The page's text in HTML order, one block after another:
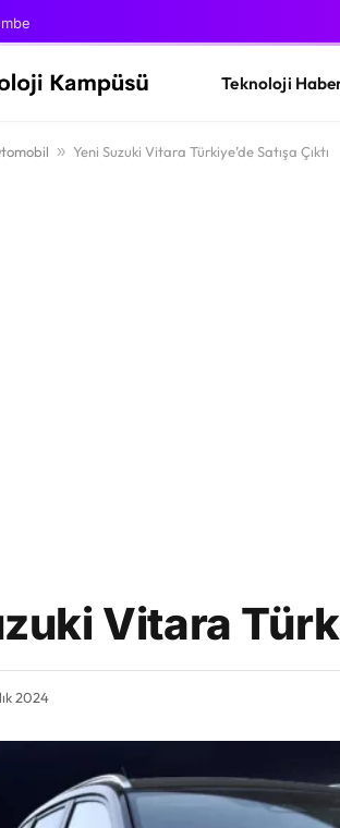
Teknoloji
» Yeni Suzuki Vitara Türkiye’de Satışa Çıktı
Vitara
2024